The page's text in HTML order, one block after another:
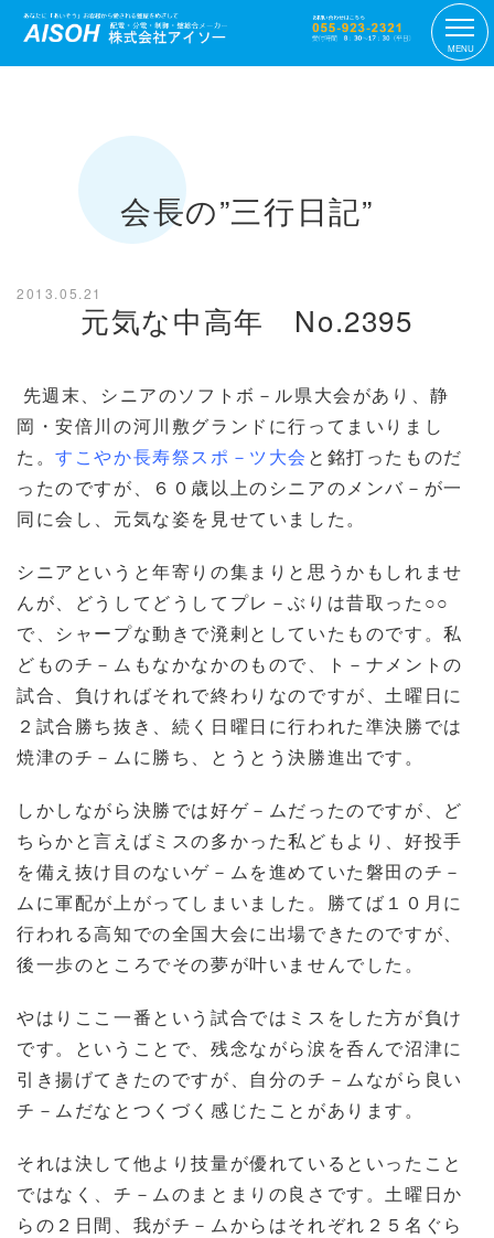
MENU
会長の”三行日記”
2013.05.21
元気な中高年 No.2395
先週末、シニアのソフトボ－ル県大会があり、静
岡・安倍川の河川敷グランドに行ってまいりまし
た。すこやか長寿祭スポ－ツ大会 と銘打ったものだ
ったのですが、６０歳以上のシニアのメンバ－が一
同に会し、元気な姿を見せていました。
シニアというと年寄りの集まりと思うかもしれませ
んが、どうしてどうしてプレ－ぶりは昔取った○○
で、シャープな動きで溌剌としていたものです。私
どものチ－ムもなかなかのもので、ト－ナメントの
試合、負ければそれで終わりなのですが、土曜日に
２試合勝ち抜き、続く日曜日に行われた準決勝では
焼津のチ－ムに勝ち、とうとう決勝進出です。
しかしながら決勝では好ゲ－ムだったのですが、ど
ちらかと言えばミスの多かった私どもより、好投手
を備え抜け目のないゲ－ムを進めていた磐田のチ－
ムに軍配が上がってしまいました。勝てば１０月に
行われる高知での全国大会に出場できたのですが、
後一歩のところでその夢が叶いませんでした。
やはりここ一番という試合ではミスをした方が負け
です。ということで、残念ながら涙を呑んで沼津に
引き揚げてきたのですが、自分のチ－ムながら良い
チ－ムだなとつくづく感じたことがあります。
それは決して他より技量が優れているといったこと
ではなく、チ－ムのまとまりの良さです。土曜日か
らの２日間、我がチ－ムからはそれぞれ２５名ぐら